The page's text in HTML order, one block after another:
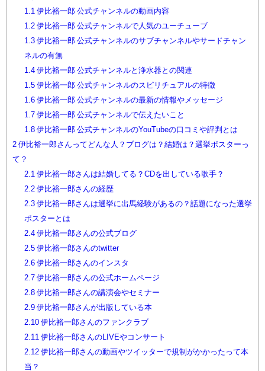
1.1 伊比裕一郎 公式チャンネルの動画内容
1.2伊比裕一郎 公式チャンネルで人気のユーチューブ
1.3伊比裕一郎 公式チャンネルのサブチャンネルやサードチャン
ネルの有無
1.4伊比裕一郎 公式チャンネルと浄水器との関連
1.5伊比裕一郎 公式チャンネルのスピリチュアルの特徴
1.6伊比裕一郎 公式チャンネルの最新の情報やメッセージ
1.7伊比裕一郎 公式チャンネルで伝えたいこと
1.8伊比裕一郎 公式チャンネルのYouTubeの口コミや評判とは
2 伊比裕一郎さんってどんな人？ブログは？結婚は？選挙ポスターっ
て？
2.1 伊比裕一郎さんは結婚してる？CDを出している歌手？
2.2伊比裕一郎さんの経歴
2.3伊比裕一郎さんは選挙に出馬経験があるの？話題になった選挙
ポスターとは
2.4伊比裕一郎さんの公式ブログ
2.5伊比裕一郎さんのtwitter
2.6伊比裕一郎さんのインスタ
2.7伊比裕一郎さんの公式ホームページ
2.8伊比裕一郎さんの講演会やセミナー
2.9伊比裕一郎さんが出版している本
2.10伊比裕一郎さんのファンクラブ
2.11 伊比裕一郎さんのLIVEやコンサート
2.12伊比裕一郎さんの動画やツイッターで規制がかかったって本
当？